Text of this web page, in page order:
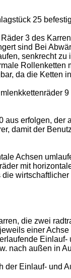
25
3 des
sind Bei
senkrecht
da die Ketten
erfolgen,
damit der
Achsen
mit
die zwei
einer
nach außen in
Einlauf- und